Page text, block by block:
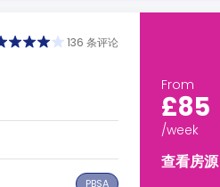
136 条评论
PBSA
From
£85
/week
查看房源